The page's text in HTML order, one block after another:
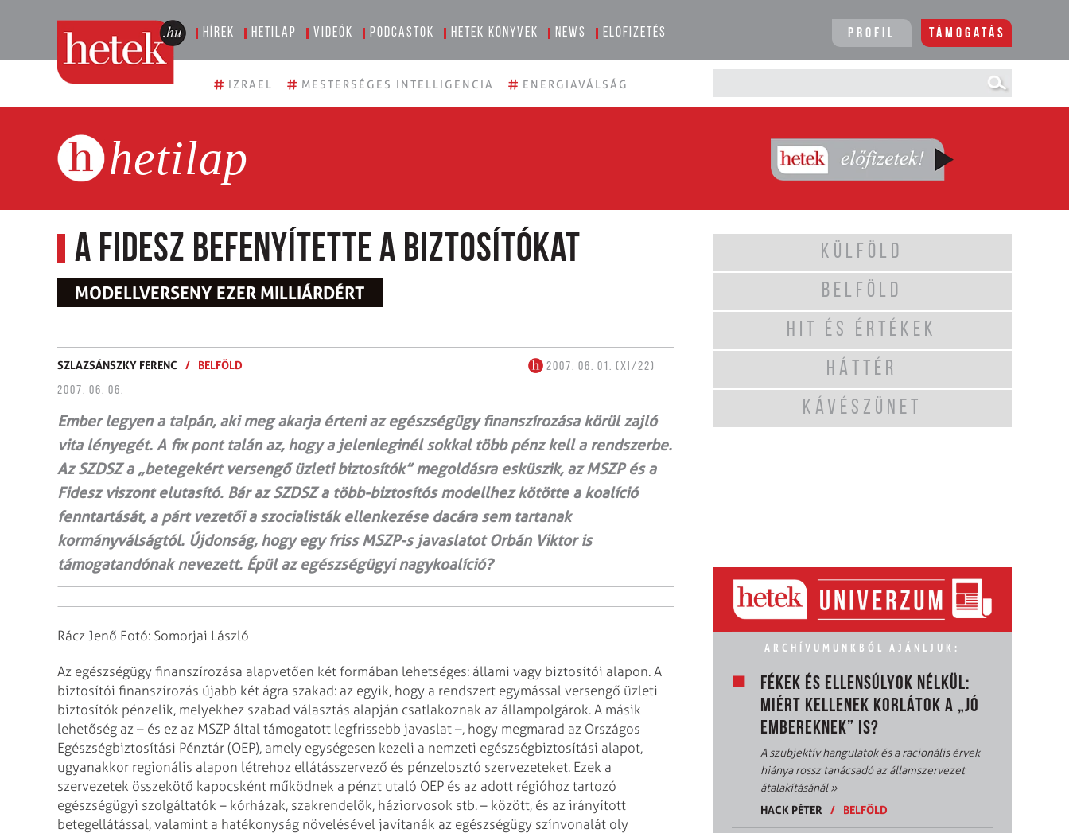
Hírek Hetilap Videók Podcastok Hetek könyvek News Előfizetés Profil Támogatás
# IZRAEL # MESTERSÉGES INTELLIGENCIA # ENERGIAVÁLSÁG
hetilap
A Fidesz befenyítette a biztosítókat
MODELLVERSENY EZER MILLIÁRDÉRT
SZLAZSÁNSZKY FERENC / BELFÖLD
2007. 06. 01. (XI/22)
2007. 06. 06.
Ember legyen a talpán, aki meg akarja érteni az egészségügy finanszírozása körül zajló
vita lényegét. A fix pont talán az, hogy a jelenleginél sokkal több pénz kell a rendszerbe.
Az SZDSZ a „betegekért versengő üzleti biztosítók” megoldásra esküszik, az MSZP és a
Fidesz viszont elutasító. Bár az SZDSZ a több-biztosítós modellhez kötötte a koalíció
fenntartását, a párt vezetői a szocialisták ellenkezése dacára sem tartanak
kormányválságtól. Újdonság, hogy egy friss MSZP-s javaslatot Orbán Viktor is
támogatandónak nevezett. Épül az egészségügyi nagykoalíció?
Rácz Jenő Fotó: Somorjai László
Az egészségügy finanszírozása alapvetően két formában lehetséges: állami vagy biztosítói alapon. A
biztosítói finanszírozás újabb két ágra szakad: az egyik, hogy a rendszert egymással versengő üzleti
biztosítók pénzelik, melyekhez szabad választás alapján csatlakoznak az állampolgárok. A másik
lehetőség az – és ez az MSZP által támogatott legfrissebb javaslat –, hogy megmarad az Országos
Egészségbiztosítási Pénztár (OEP), amely egységesen kezeli a nemzeti egészségbiztosítási alapot,
ugyanakkor regionális alapon létrehoz ellátásszervező és pénzelosztó szervezeteket. Ezek a
szervezetek összekötő kapocsként működnek a pénzt utaló OEP és az adott régióhoz tartozó
egészségügyi szolgáltatók – kórházak, szakrendelők, háziorvosok stb. – között, és az irányított
betegellátással, valamint a hatékonyság növelésével javítanák az egészségügy színvonalát oly
KÜLFÖLD
BELFÖLD
HIT ÉS ÉRTÉKEK
HÁTTÉR
KÁVÉSZÜNET
ARCHÍVUMUNKBÓL AJÁNLJUK:
FÉKEK ÉS ELLENSÚLYOK NÉLKÜL:
MIÉRT KELLENEK KORLÁTOK A „JÓ
EMBEREKNEK” IS?
A szubjektív hangulatok és a racionális érvek
hiánya rossz tanácsadó az államszervezet
átalakításánál»
HACK PÉTER
/ BELFÖLD